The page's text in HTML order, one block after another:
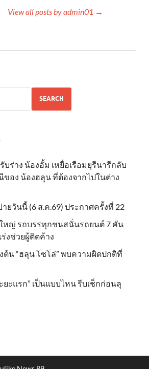
View all posts by admin01 →
SEARCH
บร่าง น้องอั้ม เหยื่อเรือมยุรีนารีกลับ
ของ น้องฮลุน ที่ต้องจากไปในต่าง
ยวันนี้ (6 ส.ค.69) ประกาศครั้งที่ 22
หญ่ รถบรรทุกชนสนั่นรถยนต์ 7 คัน
ร่งช่วยผู้ติดค้าง
ต้น “ฮลุน โซโล่” พบความผิดปกติที่
ยะแรก” เป็นแบบไหน รีบเช็กก่อนลุ